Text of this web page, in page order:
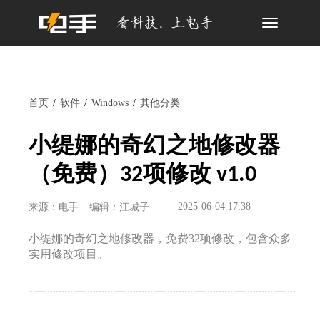
Toggle
首页 软件 Windows 其他分类
小缇娜的奇幻之地修改器
（免费）32项修改 v1.0
来源：电手 编辑：江城子 2025-06-04 17:38
小缇娜的奇幻之地修改器，免费32项修改，包含众多
实用修改项目。